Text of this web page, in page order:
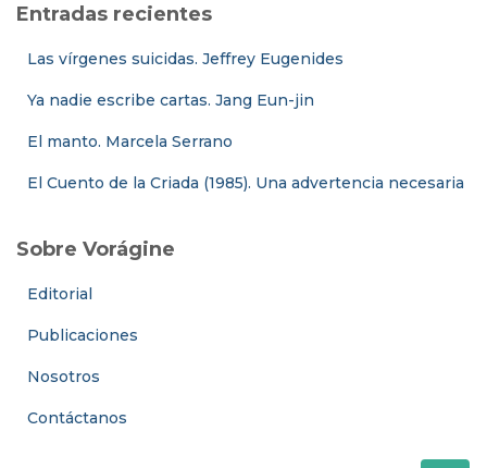
Entradas recientes
Las vírgenes suicidas. Jeffrey Eugenides
Ya nadie escribe cartas. Jang Eun-jin
El manto. Marcela Serrano
El Cuento de la Criada (1985). Una advertencia necesaria
Sobre Vorágine
Editorial
Publicaciones
Nosotros
Contáctanos